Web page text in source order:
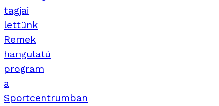
tagjai
lettünk
Remek
hangulatú
program
a
Sportcentrumban